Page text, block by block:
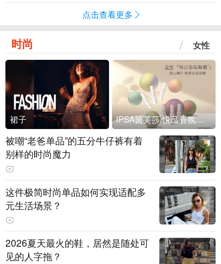
点击查看更多
时尚 女性
裙子 IPSA茵芙莎 悦己香氛凝露上市
被嘲“老爸单品”的五分牛仔裤有着
别样的时尚魔力
这件极简时尚单品如何实现适配多
元生活场景？
2026夏天最火的鞋，居然是随处可
见的人字拖？